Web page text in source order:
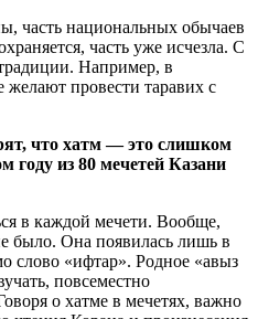
часть национальных обычаев
часть уже исчезла. С
Например, в
провести таравих с
что хатм — это слишком
из 80 мечетей Казани
в каждой мечети. Вообще,
было. Она появилась лишь в
слово «ифтар». Родное «авыз
повсеместно
о хатме в мечетях, важно